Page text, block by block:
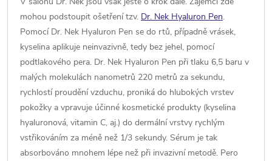
mohou podstoupit ošetření tzv. Dr. Nek Hyaluron Pen.
Pomocí Dr. Nek Hyaluron Pen se do rtů, případně vrásek,
kyselina aplikuje neinvazivně, tedy bez jehel, pomocí
podtlakového pera. Dr. Nek Hyaluron Pen při tlaku 6,5 baru v
malých molekulách nanometrů 220 metrů za sekundu,
rychlostí proudění vzduchu, proniká do hlubokých vrstev
pokožky a vpravuje účinné kosmetické produkty (kyselina
hyaluronová, vitamin C, aj.) do dermální vrstvy rychlým
vstřikováním za méně než 1/3 sekundy. Sérum je tak
absorbováno mnohem lépe než při invazivní metodě. Pero